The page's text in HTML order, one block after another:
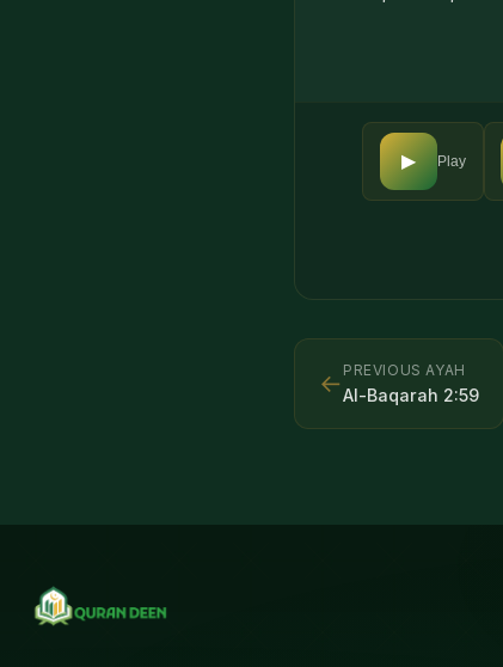
▶ Play
← PREVIOUS AYAH
Al-Baqarah 2:59